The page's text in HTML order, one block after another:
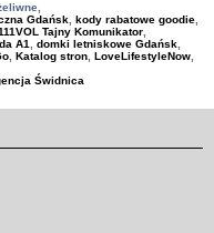
Gdańsk kody rabatowe goodie
Tajny Komunikator
A1 domki letniskowe Gdańsk
Katalog stron LoveLifestyleNow
Świdnica